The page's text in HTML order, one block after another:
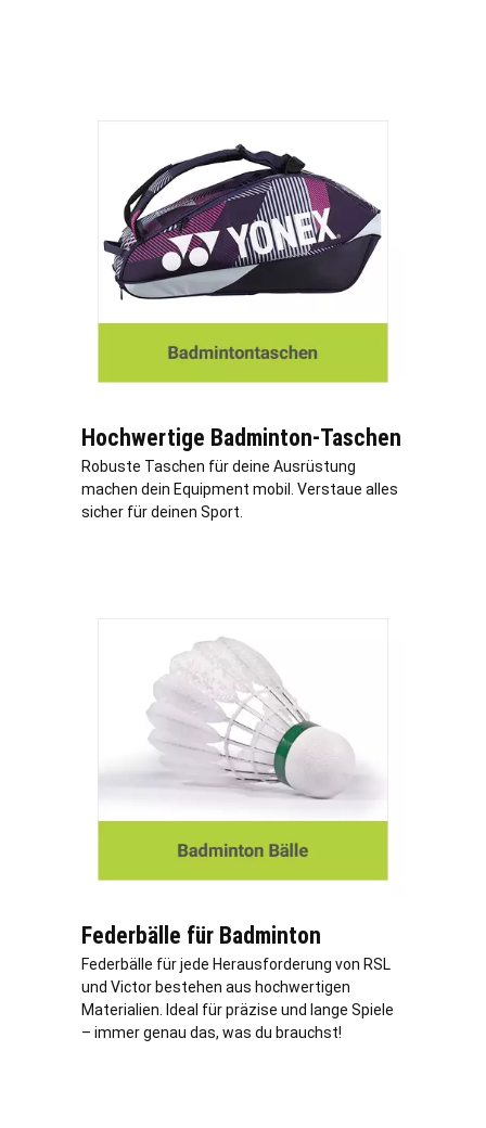
Hochwertige Badminton-Taschen
Robuste Taschen für deine Ausrüstung
machen dein Equipment mobil. Verstaue alles
sicher für deinen Sport.
Federbälle für Badminton
Federbälle für jede Herausforderung von RSL
und Victor bestehen aus hochwertigen
Materialien. Ideal für präzise und lange Spiele
– immer genau das, was du brauchst!